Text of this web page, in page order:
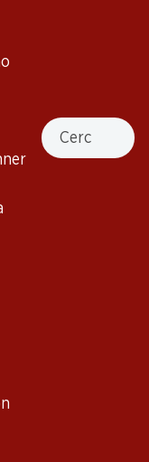
Cercare
DOC
nere. Attacco
Finale